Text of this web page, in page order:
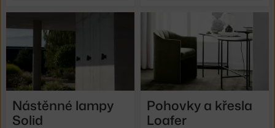
Nástěnné lampy
Solid
Pohovky a křesla
Loafer